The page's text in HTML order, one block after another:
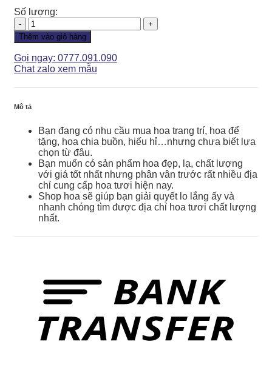
Số lượng:
Lan
Hồ
Điệp
-
LHD127
số
lượng
Thêm vào giỏ hàng
Gọi ngay: 0777.091.090
Chat zalo xem mẫu
Mô tả
Bạn đang có nhu cầu mua hoa trang trí, hoa để
tặng, hoa chia buồn, hiếu hỉ…nhưng chưa biết lựa
chọn từ đâu.
Bạn muốn có sản phẩm hoa đẹp, lạ, chất lượng
với giá tốt nhất nhưng phân vân trước rất nhiều địa
chỉ cung cấp hoa tươi hiện nay.
Shop hoa sẽ giúp bạn giải quyết lo lắng ấy và
nhanh chóng tìm được địa chỉ hoa tươi chất lượng
nhất.